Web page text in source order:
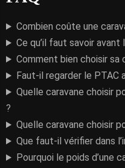
Combien coûte une
Ce qu’il faut savoir avant
Comment bien choisir sa
Faut-il regarder le PTAC
Quelle caravane choisir
?
Quelle caravane choisir
Que faut-il vérifier dans
Pourquoi le poids d’une